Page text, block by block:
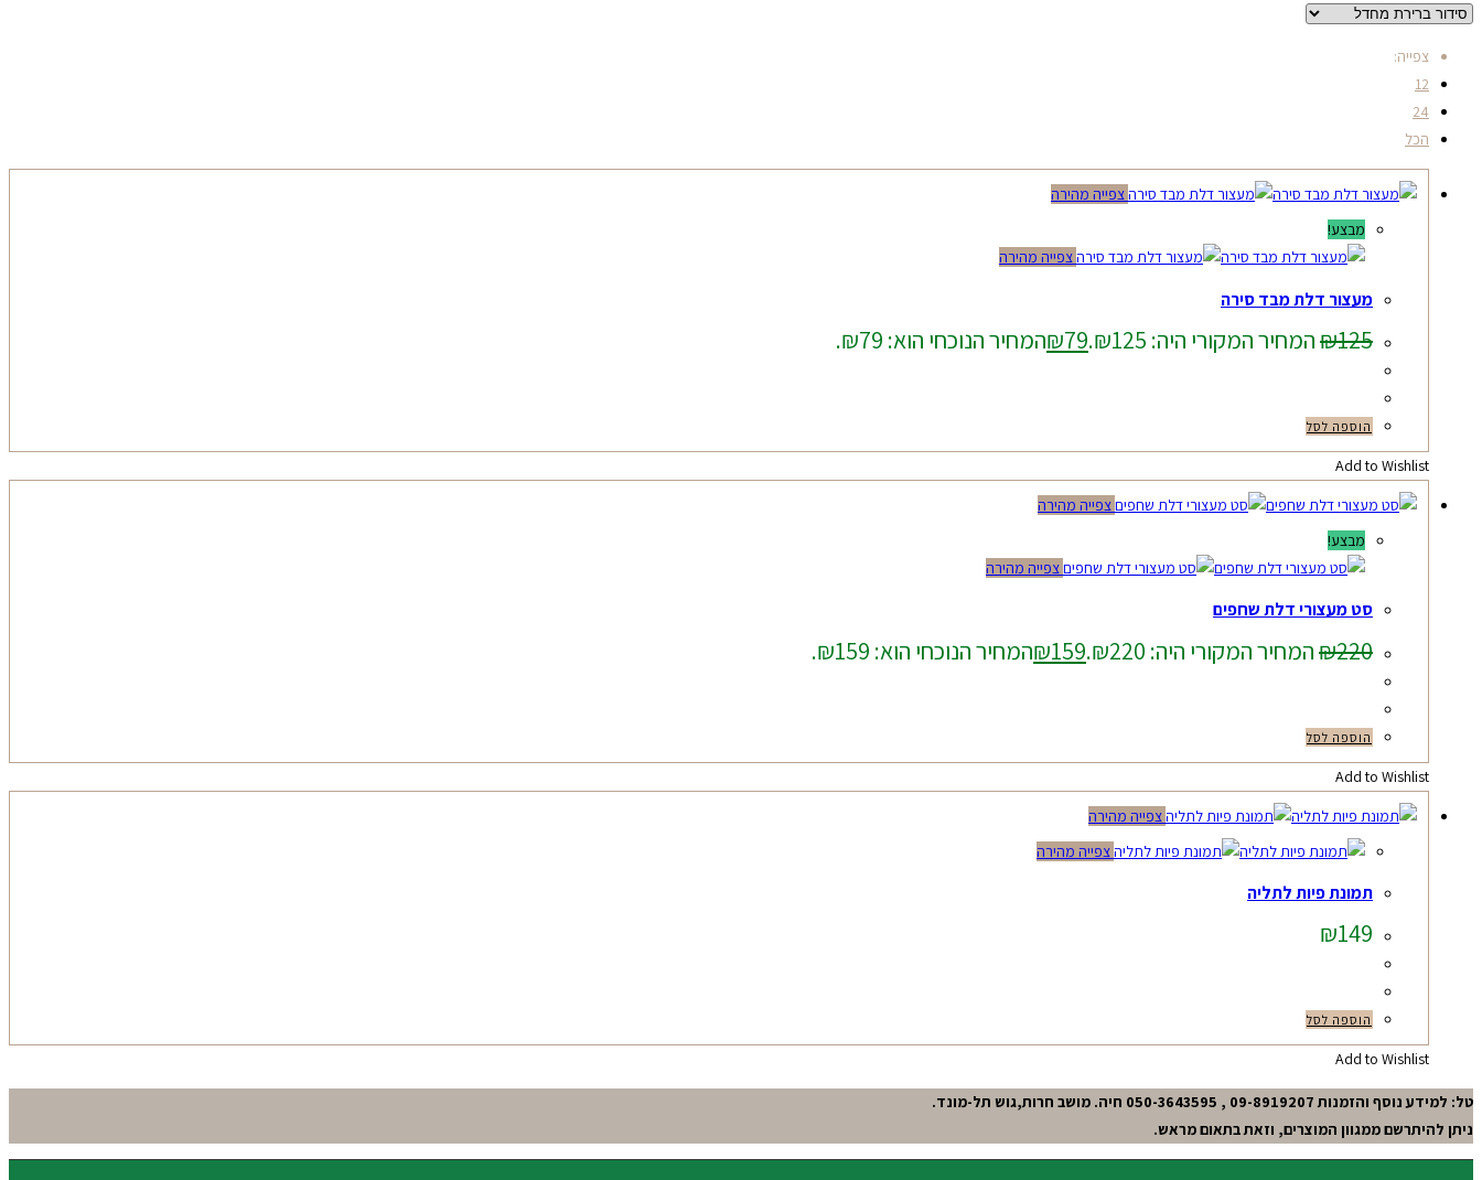
צפייה:
12
24
הכל
צפייה מהירה
מבצע!
צפייה מהירה
מעצור דלת מבד סירה
₪125 המחיר המקורי היה: ₪125. ₪79 המחיר הנוכחי הוא: ₪79.
הוספה לסל
Add to Wishlist
צפייה מהירה
מבצע!
צפייה מהירה
סט מעצורי דלת שחפים
₪220 המחיר המקורי היה: ₪220. ₪159 המחיר הנוכחי הוא: ₪159.
הוספה לסל
Add to Wishlist
צפייה מהירה
צפייה מהירה
תמונת פיות לתליה
₪149
הוספה לסל
Add to Wishlist
טל: למידע נוסף והזמנות 09-8919207 , 050-3643595 חיה. מושב חרות,גוש תל-מונד.
ניתן להיתרשם ממגוון המוצרים, וזאת בתאום מראש.